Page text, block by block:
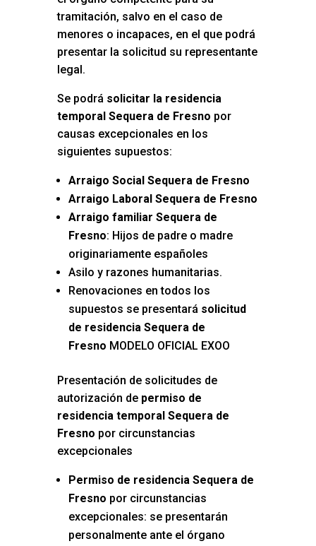
tramitación, salvo en el caso de
menores o incapaces, en el que podrá
presentar la solicitud su representante
legal.
Se podrá solicitar la residencia
temporal Sequera de Fresno por
causas excepcionales en los
siguientes supuestos:
Arraigo Social Sequera de Fresno
Arraigo Laboral Sequera de Fresno
Arraigo familiar Sequera de
Fresno: Hijos de padre o madre
originariamente españoles
Asilo y razones humanitarias.
Renovaciones en todos los
supuestos se presentará solicitud
de residencia Sequera de
Fresno MODELO OFICIAL EXOO
Presentación de solicitudes de
autorización depermiso de
residencia temporal Sequera de
Fresno por circunstancias
excepcionales
Permiso de residencia Sequera de
Fresno por circunstancias
excepcionales: se presentarán
personalmente ante el órgano